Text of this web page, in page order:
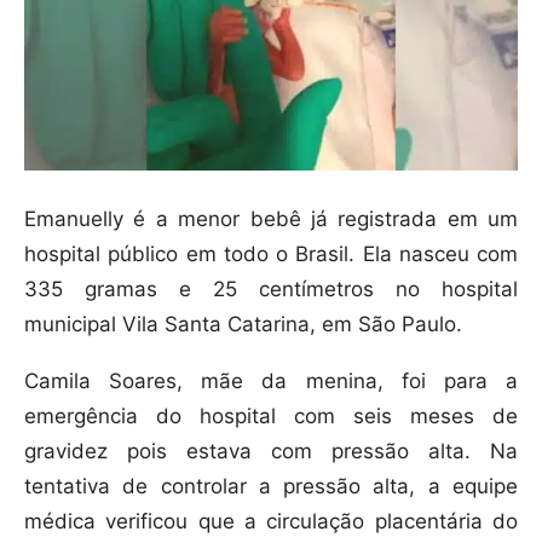
Emanuelly é a menor bebê já registrada em um
hospital público em todo o Brasil. Ela nasceu com
335 gramas e 25 centímetros no hospital
municipal Vila Santa Catarina, em São Paulo.
Camila Soares, mãe da menina, foi para a
emergência do hospital com seis meses de
gravidez pois estava com pressão alta. Na
tentativa de controlar a pressão alta, a equipe
médica verificou que a circulação placentária do